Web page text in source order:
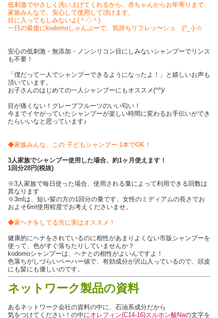
低刺激でやさしく洗い上げてくれるから、赤ちゃんからお年寄りまで、
家族みんなで、安心して使用して頂けます。
目に入ってもしみないよ(＾◇＾)
一日の最後にkodomoしゃんぷーで、気持ちリフレッ〜シュ (^_-)-☆
安心の低刺激・無添加・ノンシリコン目にしみないシャンプーでリンス
も不要！
「僕だって一人でシャンプーできるようになったよ！」と嬉しいお声も
頂いています。
お子さんのはじめての一人シャンプーにもオススメ(^^)/
目が痛くない！グレープフルーツのいい匂い！
今までイヤがっていたシャンプーが楽しい時間に変わるお手伝いができ
たらいいなと思っています♪
◆家族みんな、この 子どもシャンプー 1本でOK！
3人家族でシャンプー使用した場合、約1ヶ月使えます！
1回分28円(税抜)
※3人家族で毎日使った場合、使用される量によって利用できる回数は
異なります
※3mlは、短い髪の方の1回分の量です。女性のミディアムの長さでお
およそ6ml使用程度でお考えくださいませ。
◆家ヘナをしてる方に実はオススメ！
健康的にヘナをされているのに相性があまりよくない市販シャンプーを
使って、色がすぐ落ちたりしていませんか？
kodomoシャンプーは、ヘナとの相性がよいんですよ！
色落ちがしづらいペーハー値で、有効成分が沢山入っているので、頭皮
にも髪にも優しいのです。
ネットワーク製品の資料
あるネットワーク会社の資料の中に、石油系成分だから
気をつけてください！の中に オレフィン(C14-16)スルホン酸Naの文字を